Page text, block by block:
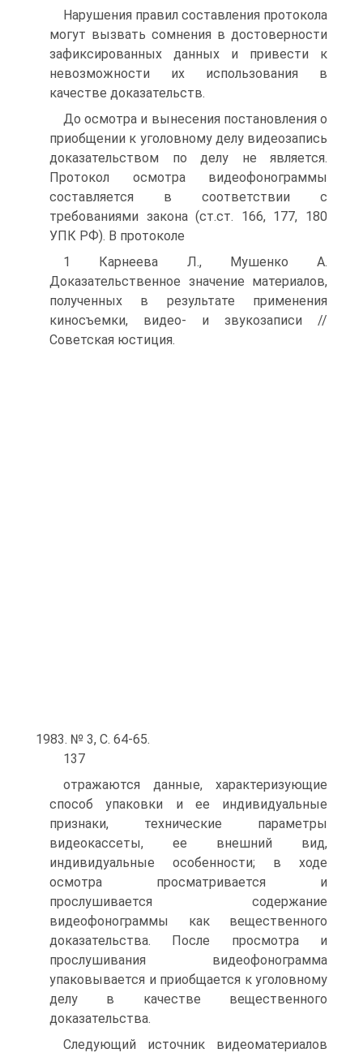
Нарушения правил составления протокола
могут вызвать сомнения в достоверности
зафиксированных данных и привести к
невозможности их использования в
качестве доказательств.
До осмотра и вынесения постановления о
приобщении к уголовному делу видеозапись
доказательством по делу не является.
Протокол осмотра видеофонограммы
составляется в соответствии с
требованиями закона (ст.ст. 166, 177, 180
УПК РФ). В протоколе
1 Карнеева Л., Мушенко А.
Доказательственное значение материалов,
полученных в результате применения
киносъемки, видео- и звукозаписи //
Советская юстиция.
1983. № 3, С. 64-65.
137
отражаются данные, характеризующие
способ упаковки и ее индивидуальные
признаки, технические параметры
видеокассеты, ее внешний вид,
индивидуальные особенности; в ходе
осмотра просматривается и
прослушивается содержание
видеофонограммы как вещественного
доказательства. После просмотра и
прослушивания видеофонограмма
упаковывается и приобщается к уголовному
делу в качестве вещественного
доказательства.
Следующий источник видеоматериалов